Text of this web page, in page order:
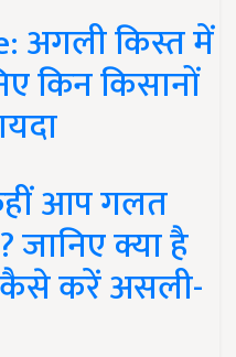
अगली किस्त में
किन किसानों
आप गलत
जानिए क्या है
कैसे करें असली-